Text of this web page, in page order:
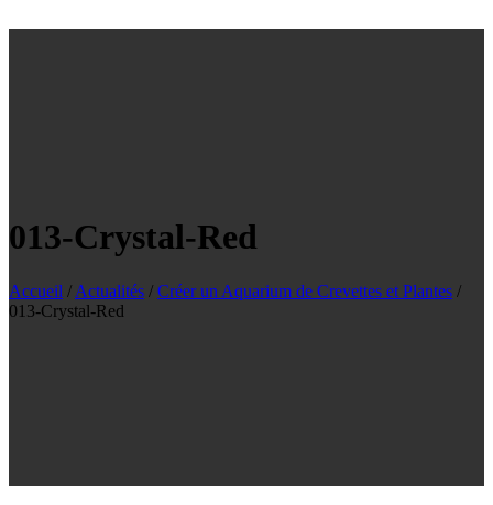
013-Crystal-Red
Accueil / Actualités / Créer un Aquarium de Crevettes et Plantes /
013-Crystal-Red